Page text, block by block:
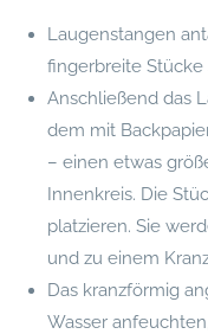
Laugenstangen
fingerbreite Stücke
Anschließend das
dem mit
– einen etwas
Innenkreis. Die
platzieren. Sie
und zu einem
Das kranzförmig
Wasser